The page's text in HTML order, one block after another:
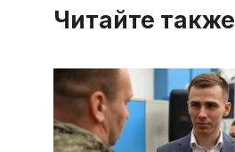
Читайте также